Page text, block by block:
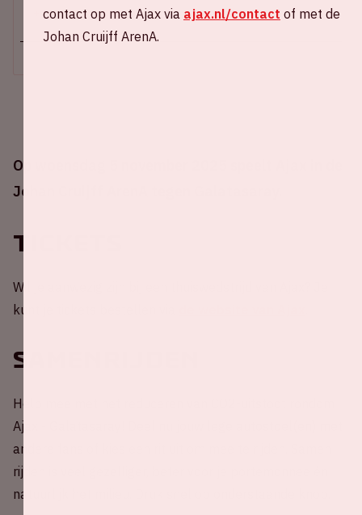
Op woensdag 5 november 2025 speelt Ajax in de
Johan Cruijff ArenA tegen Galatasaray.
Tickets
Wil je aanwezig zijn bij een thuiswedstrijd van Ajax? Je
kunt je tickets bestellen via
Samenrijden
Help mee met het reduceren van CO2-uitstoot rondom
Ajax - Galatasaray! Deel nu jouw lege autostoel(en) met
andere fans of kies een rit uit om mee te rijden. Samen
rijden is veel gezelliger, beter voor je portemonnee én
natuurlijk het milieu. Druk snel op onderstaande knop.
+ Voeg toe aan agenda
contact op met Ajax via ajax.nl/contact of met de
Johan Cruijff ArenA.